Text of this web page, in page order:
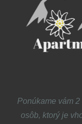
Ponúkame vám
osôb, ktorý je